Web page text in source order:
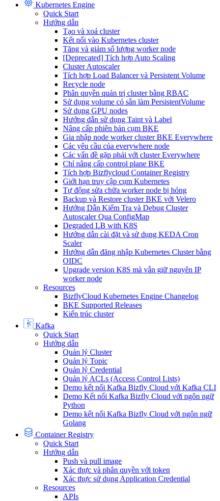
Kubernetes Engine
Quick Start
Hướng dẫn
Tạo và xoá cluster
Kết nối vào Kubernetes cluster
Tăng và giảm số lượng worker node
[Deprecated] Tích hợp Auto Scaling
Cluster Autoscaler
Tích hợp Load Balancer và Persistent Volume
Recycle node
Phân quyền quản trị cluster bằng RBAC
Sử dụng volume có sẵn làm PersistentVolume
Sử dụng GPU nodes
Hướng dẫn sử dụng Taint và Label
Nâng cấp phiên bản cụm BKE
Gia nhập node worker cluster BKE Everywhere
Các yêu cầu của everywhere node
Các vấn đề gặp phải với cluster Everywhere
Chỉ nâng cấp control plane BKE
Tích hợp Bizflycloud Container Registry
Giới hạn truy cập cụm Kubernetes
Tự động sửa chữa worker node bị hỏng
Backup và Restore cluster BKE với Velero
Hướng Dẫn Kiểm Tra và Debug Cluster
Autoscaler Qua ConfigMap
Degraded LB with K8S
Hướng dẫn cài đặt và sử dụng KEDA Cron
Scaler
Hướng dẫn đăng nhập Kubernetes Cluster bằng
OIDC
Upgrade version K8S mà vẫn giữ nguyên IP
worker node
Resources
BizflyCloud Kubernetes Engine Changelog
BKE Supported Releases
Kiến trúc cluster
Kafka
Quick Start
Hướng dẫn
Quản lý Cluster
Quản lý Topic
Quản lý Credential
Quản lý ACLs (Access Control Lists)
Demo kết nối Kafka Bizfly Cloud với Kafka CLI
Demo Kết nối Kafka Bizfly Cloud với ngôn ngữ
Python
Demo kết nối Kafka Bizfly Cloud với ngôn ngữ
Golang
Container Registry
Quick Start
Hướng dẫn
Push và pull image
Xác thực và phân quyền với token
Xác thực sử dụng Application Credential
Resources
APIs